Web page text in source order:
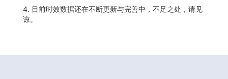
4. 目前时效数据还在不断更新与完善中，不足之处，请见
谅。